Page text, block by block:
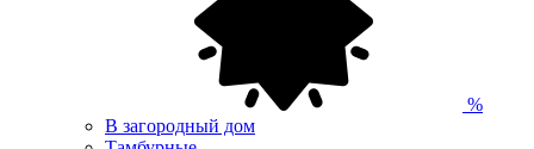
%
В загородный дом